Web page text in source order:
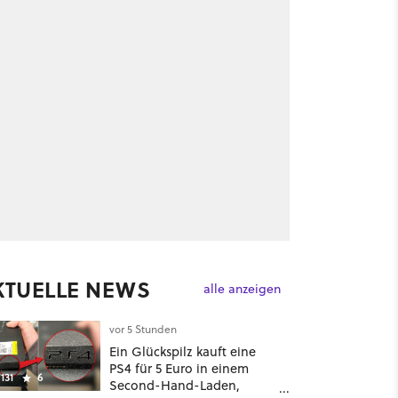
NEWS alle anzeigen
6
vor 5 Stunden
Ein Glückspilz kauft eine
PS4 für 5 Euro in einem
Second-Hand-Laden,